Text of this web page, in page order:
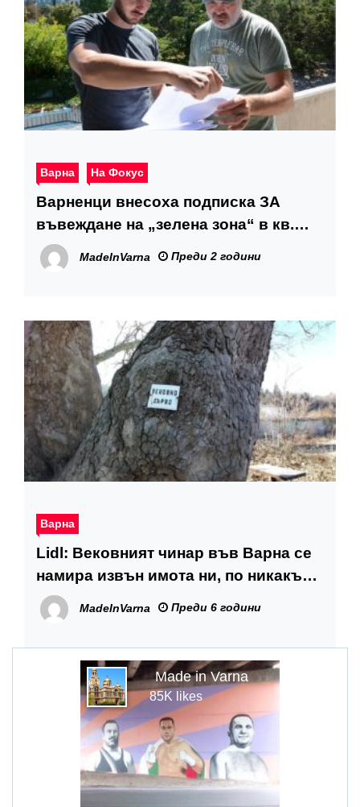
Варна На Фокус
Варненци внесоха подписка ЗА
въвеждане на „зелена зона“ в кв.
„Чайка“
MadeInVarna Преди 2 години
Варна
Lidl: Вековният чинар във Варна се
намира извън имота ни, по никакъв
начин няма да бъде засегнат
MadeInVarna Преди 6 години
Made in Varna
85K likes